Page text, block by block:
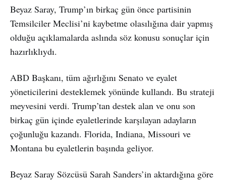
Beyaz Saray, Trump’ın birkaç gün önce partisinin
Temsilciler Meclisi’ni kaybetme olasılığına dair yapmış
olduğu açıklamalarda aslında söz konusu sonuçlar için
hazırlıklıydı.
ABD Başkanı, tüm ağırlığını Senato ve eyalet
yöneticilerini desteklemek yönünde kullandı. Bu strateji
meyvesini verdi. Trump’tan destek alan ve onu son
birkaç gün içinde eyaletlerinde karşılayan adayların
çoğunluğu kazandı. Florida, Indiana, Missouri ve
Montana bu eyaletlerin başında geliyor.
Beyaz Saray Sözcüsü Sarah Sanders’in aktardığına göre